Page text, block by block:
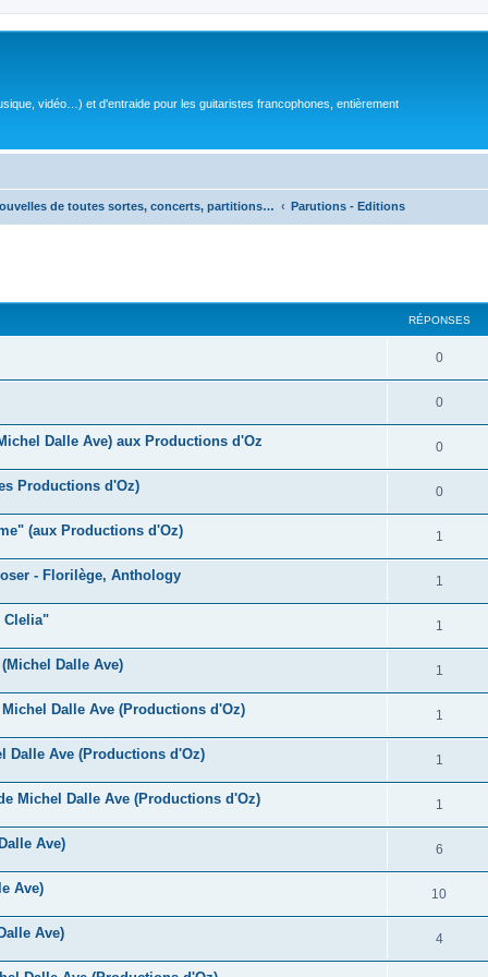
vidéo…) et d'entraide pour les guitaristes francophones, entièrement
de toutes sortes, concerts, partitions… Parutions - Editions
RÉPONSES
0R
é
o
n
s
s
0R
é
o
n
s
s
Dalle Ave) aux Productions d'Oz 0R
é
n
s
s
Productions d'Oz) 0R
é
n
s
s
(aux Productions d'Oz) 1
é
n
s
s
- Florilège, Anthology 1
é
n
s
s
Clelia" 1
é
n
s
s
Dalle Ave) 1
é
n
s
s
Dalle Ave (Productions d'Oz) 1
é
n
s
s
Dalle Ave (Productions d'Oz) 1
é
o
n
s
s
Michel Dalle Ave (Productions d'Oz) 1
é
o
n
s
Ave) 6R
é
o
n
Ave) 10R
é
Ave) 4R
é